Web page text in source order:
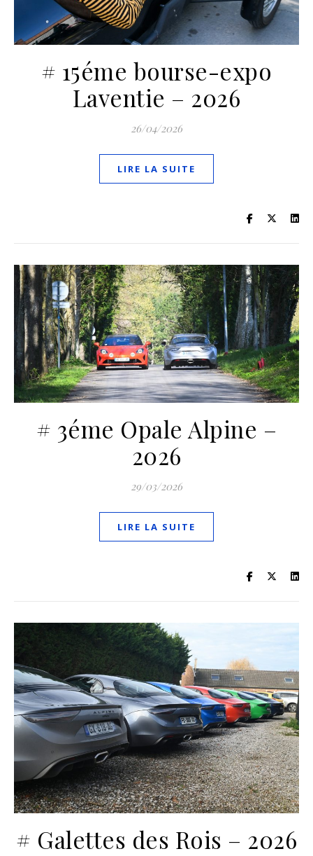
# 15éme bourse-expo
Laventie – 2026
26/04/2026
LIRE LA SUITE
# 3éme Opale Alpine –
2026
29/03/2026
LIRE LA SUITE
# Galettes des Rois – 2026